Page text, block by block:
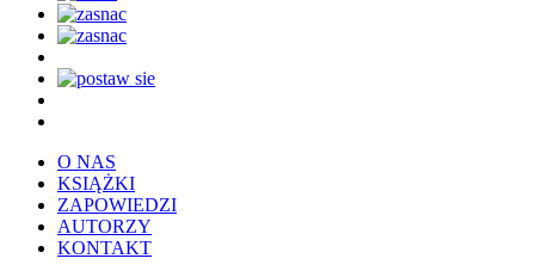
O NAS
KSIĄŻKI
ZAPOWIEDZI
AUTORZY
KONTAKT